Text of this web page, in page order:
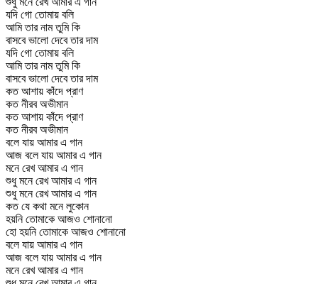
যদি গো তোমায় বলি
আমি তার নাম তুমি কি
বাসবে ভালো দেবে তার দাম
যদি গো তোমায় বলি
আমি তার নাম তুমি কি
বাসবে ভালো দেবে তার দাম
কত আশায় কাঁদে প্রাণ
কত নীরব অভীমান
কত আশায় কাঁদে প্রাণ
কত নীরব অভীমান
বলে যায় আমার এ গান
আজ বলে যায় আমার এ গান
মনে রেখ আমার এ গান
শুধু মনে রেখ আমার এ গান
শুধু মনে রেখ আমার এ গান
কত যে কথা মনে লুকোন
হয়নি তোমাকে আজও শোনানো
হো হয়নি তোমাকে আজও শোনানো
বলে যায় আমার এ গান
আজ বলে যায় আমার এ গান
মনে রেখ আমার এ গান